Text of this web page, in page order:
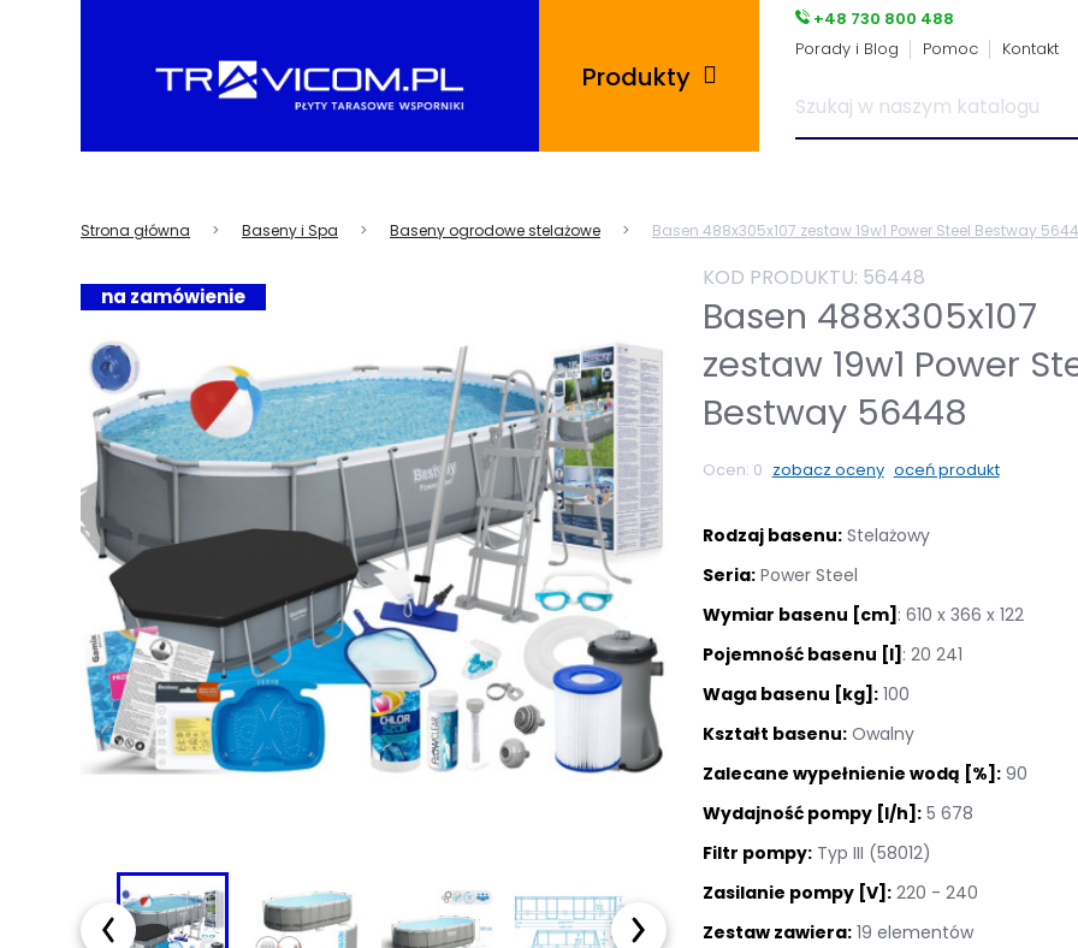
Produkty
Posadzki przemysłowe
Płyty tarasowe
Płytki podłogowe
Wsporniki tarasowe
Panele winylowe
Kostka brukowa
Sztuczna trawa
Taras wentylowany
Płyty na podjazd
Akcesoria ogrodowe
Meble ogrodowe
Baseny i Spa
Porady i Blog Pomoc Kontakt
+48 730 800 488
Strona główna Baseny i Spa Baseny ogrodowe stelażowe Basen 488x305x107 zestaw 19w1 Power Steel Bestway
na zamówienie
KOD PRODUKTU: 56448
Basen 488x305x107
zestaw 19w1 Power
Bestway 56448
Ocen: 0 zobacz oceny oceń produkt
Rodzaj basenu:Stelażowy
Seria:Power Steel
Wymiar basenu [cm] : 610 x 366 x 122
Pojemność basenu [l] : 20 241
Waga basenu [kg]:100
Kształt basenu:Owalny
Zalecane wypełnienie wodą [%]:90
Wydajność pompy [l/h]:5 678
Filtr pompy:Typ III (58012)
Zasilanie pompy [V]:220 - 240
Zestaw zawiera:19 elementów